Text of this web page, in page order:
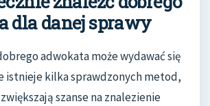
dla danej sprawy
adwokata może wydawać się
istnieje kilka sprawdzonych metod,
szanse na znalezienie